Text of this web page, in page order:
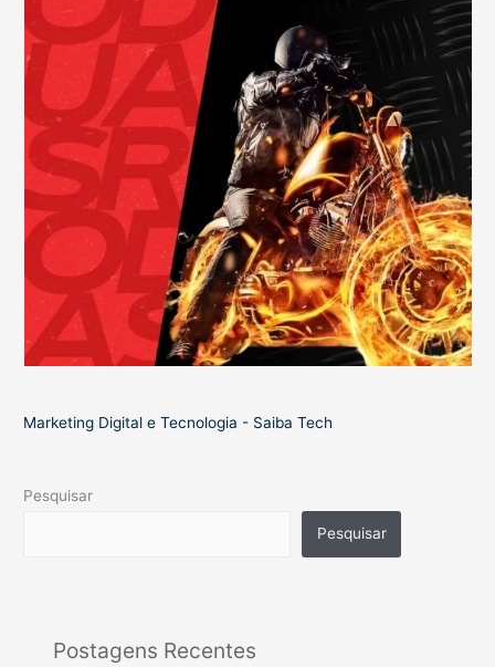
Marketing Digital e Tecnologia - Saiba Tech
Pesquisar
Pesquisar
Postagens Recentes